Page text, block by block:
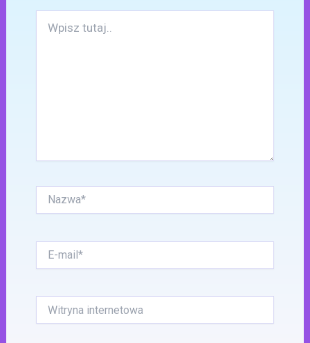
tutaj..
mail*
internetowa